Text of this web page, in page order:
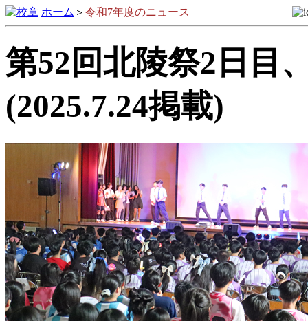
ホーム ＞ 令和7年度のニュース
第52回北陵祭2日目
(2025.7.24掲載)